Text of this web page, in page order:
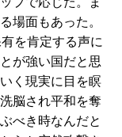
場面もあった。
を肯定する声に
が強い国だと思
く現実に目を瞑
脳され平和を奪
べき時なんだと